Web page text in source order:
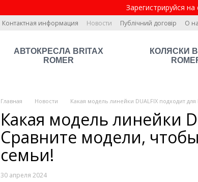
Зарегистрируйся
Контактная информация Новости Публічний договір О
АВТОКРЕСЛА BRITAX
ROMER
КОЛЯСКИ
Главная Новости Какая модель линейки DUALFIX подходит
Какая модель линейки
Сравните модели,
семьи!
30 апреля 2024